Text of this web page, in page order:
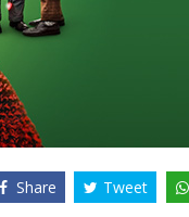
Share Tweet